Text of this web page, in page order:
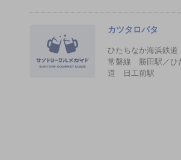
カツタロバタ
ひたちなか海浜鉄
常磐線 勝田駅／ひ
道 日工前駅